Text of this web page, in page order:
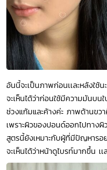
อันนี้จะเป็นภาพก่อนเเละหลังใช้น
จะเห็นได้ว่าก่อนใช้มีความมันบ
ช่วงแก้มและค้างค่ะ ภาพด้านขว
เพราะผิวของปอนด์ออกไปทางผิ
สูตรนี้ยังเหมาะกับผู้ที่มีปัญหารอ
จะเห็นได้ว่าหน้าดูไบรท์มากขึ้น เ